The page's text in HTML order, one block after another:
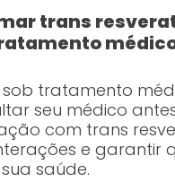
trans
sob tratamento
seu médico
com trans
e garantir
saúde.